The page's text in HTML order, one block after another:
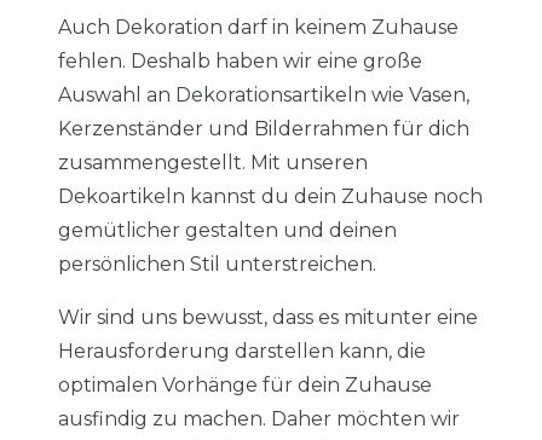
Auch Dekoration darf in keinem Zuhause
fehlen. Deshalb haben wir eine große
Auswahl an Dekorationsartikeln wie Vasen,
Kerzenständer und Bilderrahmen für dich
zusammengestellt. Mit unseren
Dekoartikeln kannst du dein Zuhause noch
gemütlicher gestalten und deinen
persönlichen Stil unterstreichen.
Wir sind uns bewusst, dass es mitunter eine
Herausforderung darstellen kann, die
optimalen Vorhänge für dein Zuhause
ausfindig zu machen. Daher möchten wir